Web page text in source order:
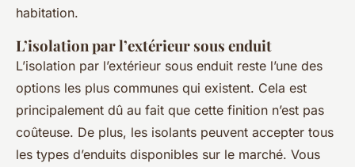
habitation.
L’isolation par l’extérieur sous enduit
L’isolation par l’extérieur sous enduit reste l’une des
options les plus communes qui existent. Cela est
principalement dû au fait que cette finition n’est pas
coûteuse. De plus, les isolants peuvent accepter tous
les types d’enduits disponibles sur le marché. Vous